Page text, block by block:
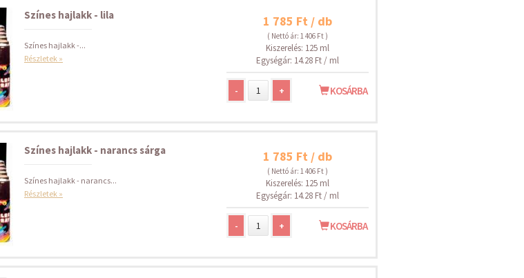
Színes hajlakk - lila
Színes hajlakk -...
Részletek »
1 785 Ft / db
( Nettó ár: 1 406 Ft )
Kiszerelés: 125 ml
Egységár: 14.28 Ft / ml
- + KOSÁRBA
Színes hajlakk - narancs sárga
Színes hajlakk - narancs...
Részletek »
1 785 Ft / db
( Nettó ár: 1 406 Ft )
Kiszerelés: 125 ml
Egységár: 14.28 Ft / ml
- + KOSÁRBA